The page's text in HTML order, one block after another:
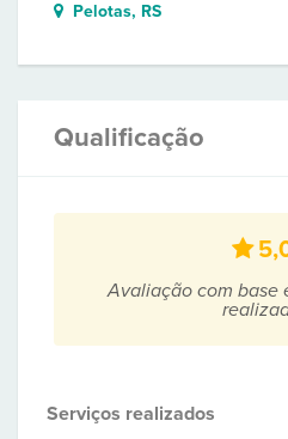
Pelotas, RS
Qualificação
Avaliação com base
Serviços realizados